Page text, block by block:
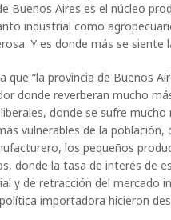
Buenos Aires es el núcleo
industrial como
Y es donde más se siente
que “la provincia de Buenos
donde reverberan mucho
donde se sufre
vulnerables de la
los pequeños
donde la tasa de interés de
y de retracción del mercado
importadora hicieron